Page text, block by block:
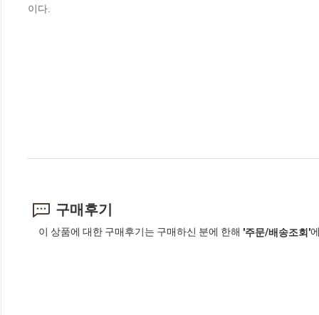
이다.
구매후기
이 상품에 대한 구매후기는 구매하신 분에 한해 '주문/배송조회'